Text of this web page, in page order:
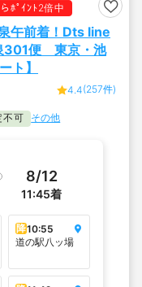
ﾎﾟｲﾝﾄ2倍中
午前着！Dts line
301便 東京・池
ト】
4.4(257件)
不可 その他
8/12
11:45着
降10:55
道の駅八ッ場